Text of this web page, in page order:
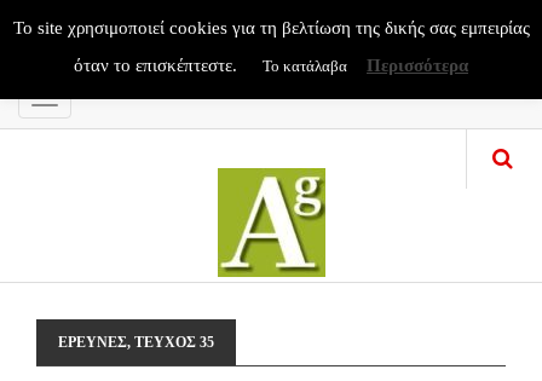
Menu
ΕΡΕΥΝΕΣ, ΤΕΥΧΟΣ 35
To site χρησιμοποιεί cookies για τη βελτίωση της δικής σας εμπειρίας
όταν το επισκέπτεστε.
Το κατάλαβα Περισσότερα